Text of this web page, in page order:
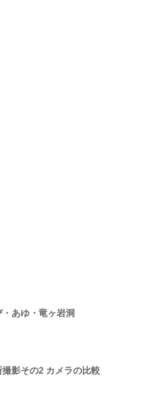
あゆ・竜ヶ岩洞
影その2 カメラの比較